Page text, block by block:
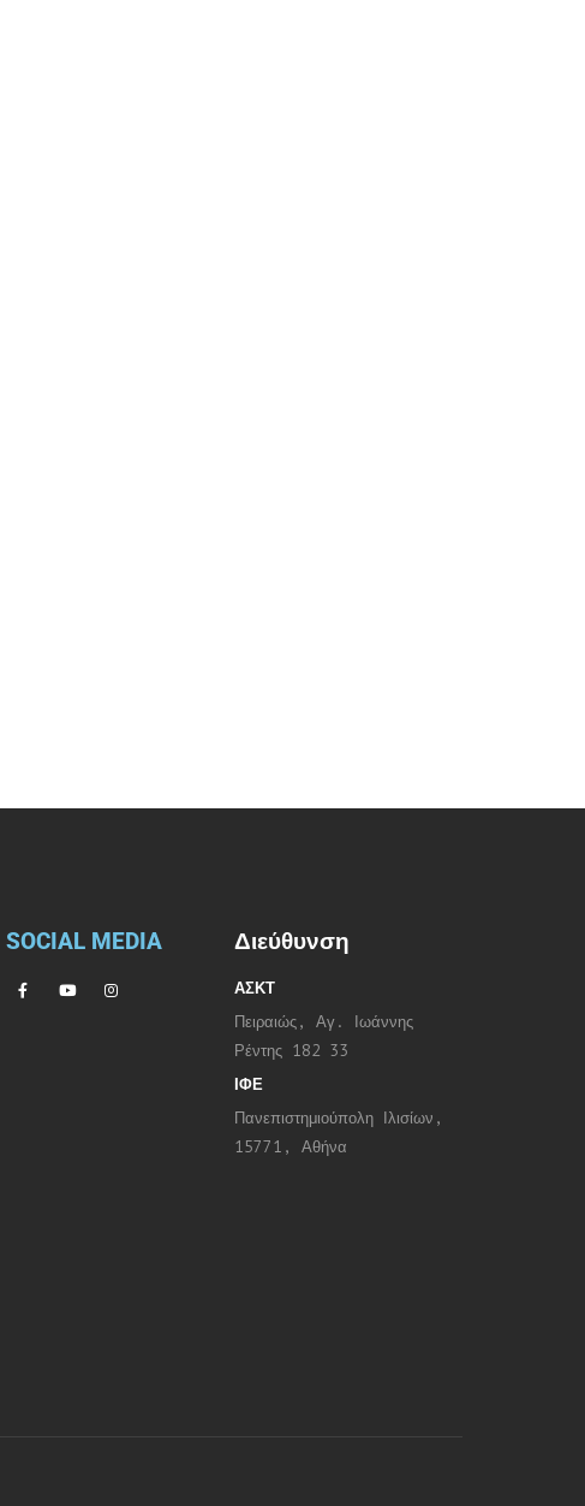
SOCIAL MEDIA Διεύθυνση
ΑΣΚΤ
Πειραιώς, Αγ. Ιωάννης
Ρέντης 182 33
ΙΦΕ
Πανεπιστημιούπολη Ιλισίων,
15771, Αθήνα